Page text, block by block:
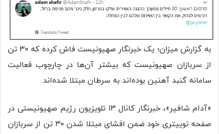
به گزارش میزان؛ یک خبرنگار صهیونیست فاش کرده که ۳۰ تن
از سربازان صهیونیست که بیشتر آن‌ها در چارچوب فعالیت
سامانه گنبد آهنین بوده‌اند به سرطان مبتلا شده‌اند.
«آدام شافیر»، خبرنگار کانال ۱۳ تلویزیون رژیم صهیونیستی در
صفحه توییتری خود ضمن افشای مبتلا شدن ۳۰ تن از سربازان